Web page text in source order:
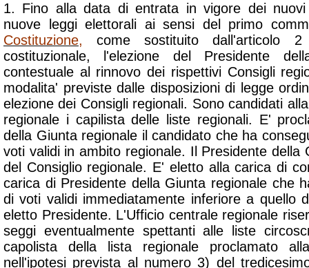
1. Fino alla data di entrata in vigore dei
nuove leggi elettorali ai sensi del primo
Costituzione, come sostituito dall'articolo
costituzionale, l'elezione del Presidente
contestuale al rinnovo dei rispettivi Consigli
modalita' previste dalle disposizioni di legge
elezione dei Consigli regionali. Sono candidati
regionale i capilista delle liste regionali. E'
della Giunta regionale il candidato che ha
voti validi in ambito regionale. Il Presidente della
del Consiglio regionale. E' eletto alla carica di
carica di Presidente della Giunta regionale che
di voti validi immediatamente inferiore a quello
eletto Presidente. L'Ufficio centrale regionale
seggi eventualmente spettanti alle liste
capolista della lista regionale proclamato
nell'ipotesi prevista al numero 3) del